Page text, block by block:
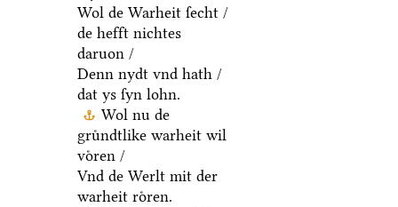
Wol de Warheit ſecht /
de hefft nichtes
daruon /
Denn nydt vnd hath /
dat ys ſyn lohn.
Wol nu de
gruͤndtlike warheit wil
voͤren /
Vnd de Werlt mit der
warheit roͤren.